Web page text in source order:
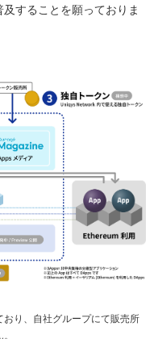
することを願っておりま
り、自社グループにて販売所